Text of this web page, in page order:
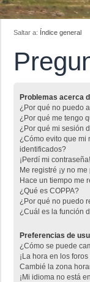
Saltar a: Índice general
Problemas acerca
¿Por qué no puedo
¿Por qué me tengo
¿Por qué mi sesión
¿Cómo evito que mi
identificados?
¡Perdí mi contraseña!
Me registré ¡y no
Hace un tiempo me
¿Qué es COPPA?
¿Por qué no puedo
¿Cuál es la función
Preferencias de
¿Cómo se puede
¡La hora en los
Cambié la zona
¡Mi idioma no está